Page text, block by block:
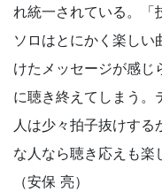
れ統一されている。「
ソロはとにかく楽しい
けたメッセージが感じ
に聴き終えてしまう。
人は少々拍子抜けする
な人なら聴き応えも楽
（安保 亮）